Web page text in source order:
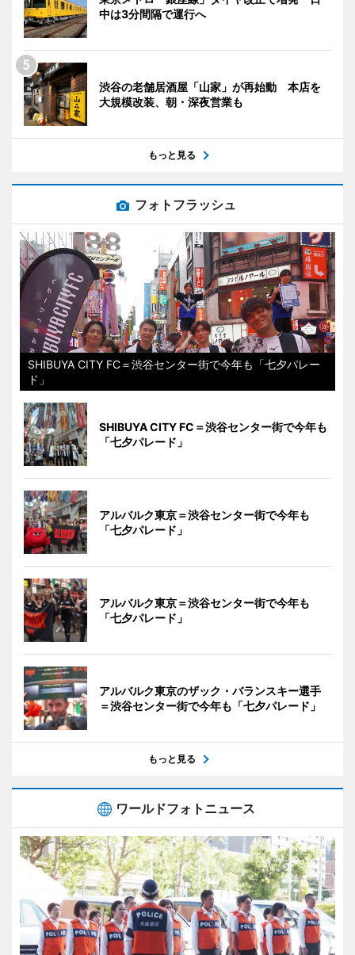
中は3分間隔で運行へ
渋谷の老舗居酒屋「山家」が再始動 本店を
大規模改装、朝・深夜営業も
もっと見る
フォトフラッシュ
SHIBUYA CITY FC＝渋谷センター街で今年も「七夕パレー
ド」
SHIBUYA CITY FC＝渋谷センター街で今年も
「七夕パレード」
アルバルク東京＝渋谷センター街で今年も
「七夕パレード」
アルバルク東京＝渋谷センター街で今年も
「七夕パレード」
アルバルク東京のザック・バランスキー選手
＝渋谷センター街で今年も「七夕パレード」
もっと見る
ワールドフォトニュース